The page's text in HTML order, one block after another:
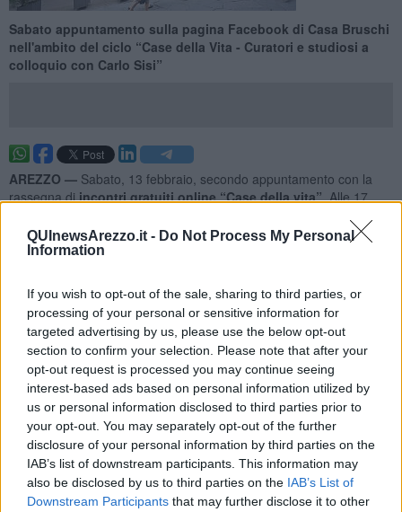
QUInewsArezzo.it - Do Not Process My Personal
Information
If you wish to opt-out of the sale, sharing to third parties, or
processing of your personal or sensitive information for
targeted advertising by us, please use the below opt-out
section to confirm your selection. Please note that after your
opt-out request is processed you may continue seeing
interest-based ads based on personal information utilized by
us or personal information disclosed to third parties prior to
your opt-out. You may separately opt-out of the further
disclosure of your personal information by third parties on the
IAB’s list of downstream participants. This information may
also be disclosed by us to third parties on the IAB’s List of
Downstream Participants that may further disclose it to other
Sabato appuntamento sulla pagina Facebook di Casa Bruschi
nell'ambito del ciclo “Case della Vita - Curatori e studiosi a
colloquio con Carlo Sisi”
AREZZO — Sabato, 13 febbraio, secondo appuntamento con la
rassegna diincontri gratuiti online “Case della vita”. Alle 17,
amministrata da Ubi Banca, sarà a colloquio conLuca Mana,
Direttore della Fondazione Accorsi Ometto di Torino.
sarà visibile sul profilo della Casa Museo Bruschi:
facebook.com/casamuseo.ivanbruschi.
Dialogando con Carlo Sisi, il Direttore Mana racconterà
l’eccezionalità delle collezioni racchiuse nelmuseo di Arti
Decorativea cui ha dato vita Giulio Ometto, realizzando così il
grande sogno di Pietro Accorsi: unpalazzo di 27 sale che
custodisce oltre tremila opere fra quadri, ceramiche, cristalli,
arazzi e arredi, tra cui spicca il celeberrimo “doppio corpo”
realizzato da Pietro Piffetti nel 1738, universalmente considerato il